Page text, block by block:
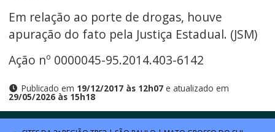
Em relação ao porte de drogas, houve
apuração do fato pela Justiça Estadual. (JSM)
Ação nº 0000045-95.2014.403-6142
Publicado em 19/12/2017 às 12h07e atualizado em
29/05/2026 às 15h18